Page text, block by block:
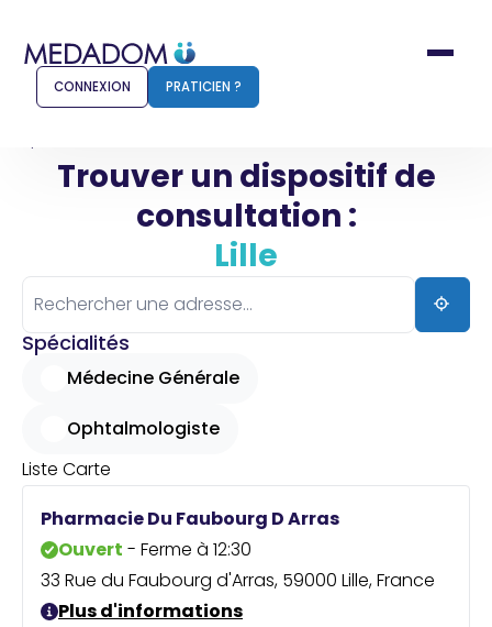
Comment ça marche ?
Pharmacien
Connexion
Praticien ?
CONNEXION PRATICIEN ?
Trouver un dispositif de
consultation :
Lille
Spécialités
Médecine Générale
Ophtalmologiste
Liste Carte
Pharmacie Du Faubourg D Arras
Ouvert - Ferme à 12:30
33 Rue du Faubourg d'Arras, 59000 Lille, France
Plus d'informations